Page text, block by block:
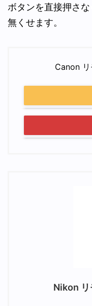
ボタンを直接押さ
無くせます。
Canon リ
Nikon